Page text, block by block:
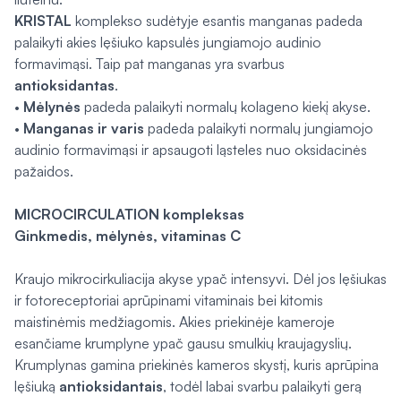
KRISTAL komplekso sudėtyje esantis manganas padeda
palaikyti akies lęšiuko kapsulės jungiamojo audinio
formavimąsi. Taip pat manganas yra svarbus
antioksidantas.
• Mėlynės padeda palaikyti normalų kolageno kiekį akyse.
• Manganas ir varis padeda palaikyti normalų jungiamojo
audinio formavimąsi ir apsaugoti ląsteles nuo oksidacinės
pažaidos.
MICROCIRCULATION kompleksas
Ginkmedis, mėlynės, vitaminas C
Kraujo mikrocirkuliacija akyse ypač intensyvi. Dėl jos lęšiukas
ir fotoreceptoriai aprūpinami vitaminais bei kitomis
maistinėmis medžiagomis. Akies priekinėje kameroje
esančiame krumplyne ypač gausu smulkių kraujagyslių.
Krumplynas gamina priekinės kameros skystį, kuris aprūpina
lęšiuką antioksidantais, todėl labai svarbu palaikyti gerą